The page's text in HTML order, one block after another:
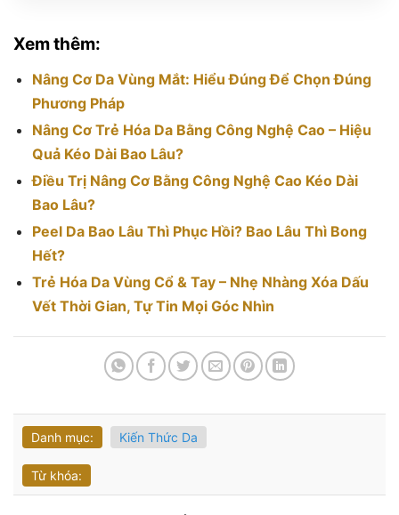
Xem thêm:
Nâng Cơ Da Vùng Mắt: Hiểu Đúng Để Chọn Đúng
Phương Pháp
Nâng Cơ Trẻ Hóa Da Bằng Công Nghệ Cao – Hiệu
Quả Kéo Dài Bao Lâu?
Điều Trị Nâng Cơ Bằng Công Nghệ Cao Kéo Dài
Bao Lâu?
Peel Da Bao Lâu Thì Phục Hồi? Bao Lâu Thì Bong
Hết?
Trẻ Hóa Da Vùng Cổ & Tay – Nhẹ Nhàng Xóa Dấu
Vết Thời Gian, Tự Tin Mọi Góc Nhìn
Danh mục: Kiến Thức Da
Từ khóa: